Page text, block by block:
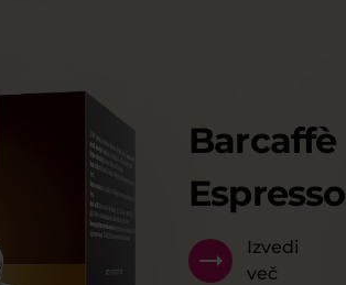
Barcaffè
Espresso
Izvedi
več